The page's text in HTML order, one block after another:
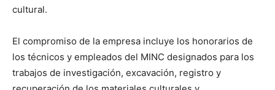
cultural.
El compromiso de la empresa incluye los honorarios de
los técnicos y empleados del MINC designados para los
trabajos de investigación, excavación, registro y